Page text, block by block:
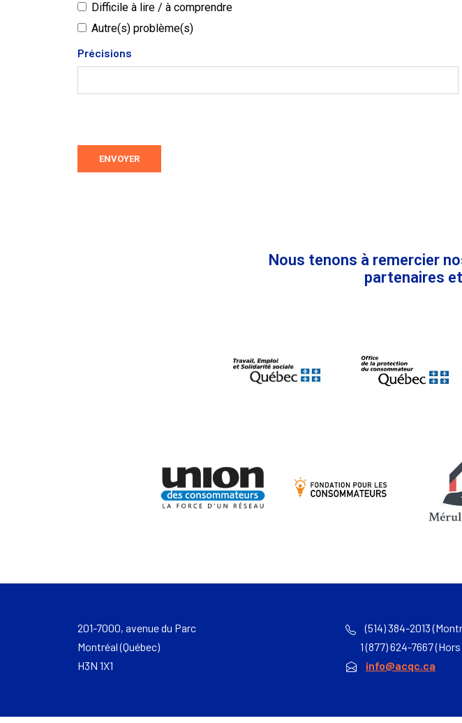
Difficile à lire / à comprendre
Autre(s) problème(s)
Précisions
ENVOYER
Nous tenons à remercier
partenaires
201-7000, avenue du Parc
Montréal (Québec)
H3N 1X1
(514) 384-2013
1 (877) 624-7667
info@acqc.ca